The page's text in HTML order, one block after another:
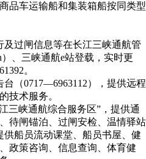
品车运输船和集装箱船按同类型
及过闸信息等在长江三峡通航管
、三峡通航e站登载，实时更
。
台（0717—6963112），提供远程
技术服务。
三峡通航综合服务区”，提供通
待闸锚泊、过闸安检、温情驿站
供船员流动课堂、船员书屋、健
政策咨询、信息查询、体育健